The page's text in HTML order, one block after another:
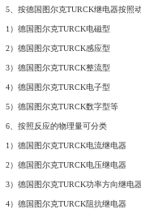
5、按德国图尔克TURCK继电器按照
1）德国图尔克TURCK电磁型
2）德国图尔克TURCK感应型
3）德国图尔克TURCK整流型
4）德国图尔克TURCK电子型
5）德国图尔克TURCK数字型等
6、按照反应的物理量可分类
1）德国图尔克TURCK电流继电器
2）德国图尔克TURCK电压继电器
3）德国图尔克TURCK功率方向继电
4）德国图尔克TURCK阻抗继电器